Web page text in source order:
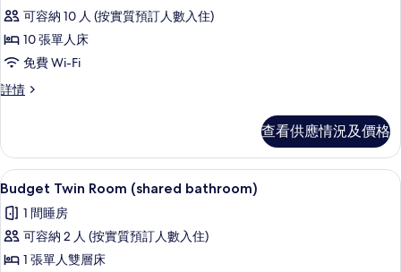
選
條
所
有
Bed
in
a
bed
mixed
Dormitory
的
相
片
可容納 10 人 (按實質預訂人數入住)
10 張單人床
免費 Wi-Fi
詳情
Bed
10-
bed
mixed
Dormitory
詳
情
查看供應情況及價格
載
入
所
有
Budget Twin Room (shared
4
Budget Twin Room (shared bathroom)
1 間睡房
可容納 2 人 (按實質預訂人數入住)
1 張單人雙層床